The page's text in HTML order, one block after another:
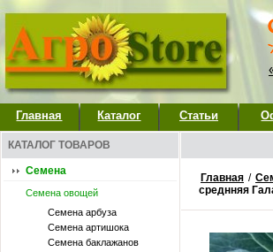
Главная Каталог Статьи
КАТАЛОГ ТОВАРОВ
Семена
Семена овощей
Семена арбуза
Семена артишока
Семена баклажанов
Главная /
среднняя